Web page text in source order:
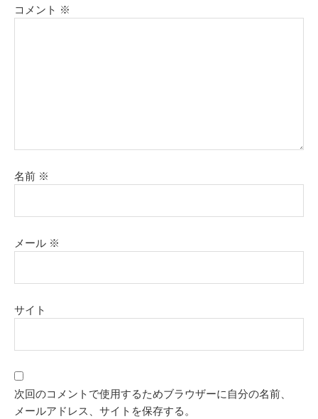
コメント ※
名前 ※
メール ※
サイト
次回のコメントで使用するためブラウザーに自分の名前、
メールアドレス、サイトを保存する。